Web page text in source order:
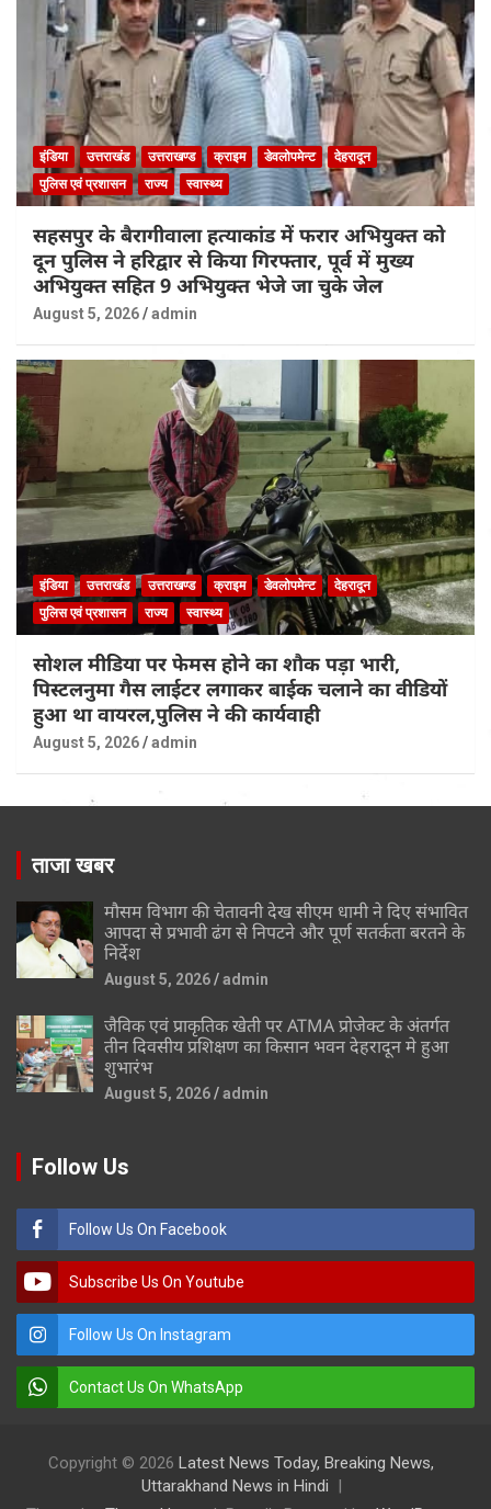
इंडिया उत्तराखंड उत्तराखण्ड क्राइम डेवलोपमेन्ट
देहरादून
पुलिस एवं प्रशासन
राज्य स्वास्थ्य
सहसपुर के बैरागीवाला हत्याकांड में फरार अभियुक्त को
दून पुलिस ने हरिद्वार से किया गिरफ्तार, पूर्व में मुख्य
अभियुक्त सहित 9 अभियुक्त भेजे जा चुके जेल
August 5, 2026 admin
इंडिया उत्तराखंड उत्तराखण्ड क्राइम डेवलोपमेन्ट
देहरादून
पुलिस एवं प्रशासन
राज्य स्वास्थ्य
सोशल मीडिया पर फेमस होने का शौक पड़ा भारी,
पिस्टलनुमा गैस लाईटर लगाकर बाईक चलाने का वीडियों
हुआ था वायरल,पुलिस ने की कार्यवाही
August 5, 2026 admin
ताजा खबर
मौसम विभाग की चेतावनी देख सीएम धामी ने दिए संभावित
आपदा से प्रभावी ढंग से निपटने और पूर्ण सतर्कता बरतने के
निर्देश
August 5, 2026 admin
जैविक एवं प्राकृतिक खेती पर ATMA प्रोजेक्ट के अंतर्गत
तीन दिवसीय प्रशिक्षण का किसान भवन देहरादून मे हुआ
शुभारंभ
August 5, 2026 admin
Follow Us
Follow Us On Facebook
Subscribe Us On Youtube
Follow Us On Instagram
Contact Us On WhatsApp
Copyright © 2026 Latest News Today, Breaking News,
Uttarakhand News in Hindi